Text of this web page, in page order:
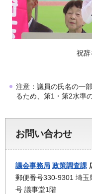
祝辞
注意：議員の氏名の一
るため、第1・第2水準
お問い合わせ
議会事務局 政策調査課
郵便番号330-9301 埼玉
号 議事堂1階